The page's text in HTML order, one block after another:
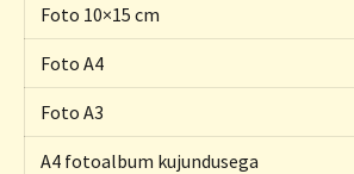
Foto 10×15 cm
Foto A4
Foto A3
A4 fotoalbum kujundusega